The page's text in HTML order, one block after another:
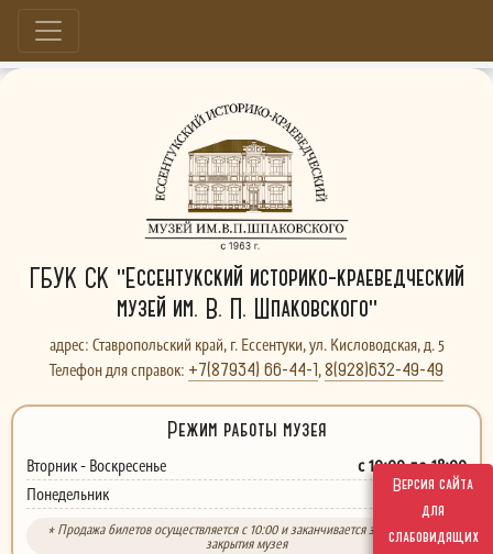
Версия сайта
для
слабовидящих
Больше, чем музей...
ГБУК СК "Ессентукский историко-краеведческий
музей им. В. П. Шпаковского"
адрес: Ставропольский край, г. Ессентуки, ул. Кисловодская, д. 5
Телефон для справок: +7(87934) 66-44-1,8(928)632-49-49
Режим работы музея
Вторник - Воскресенье с 10:00 до 18:00
Понедельник выходной
* Продажа билетов осуществляется с 10:00 и заканчивается за 30 минут до
закрытия музея